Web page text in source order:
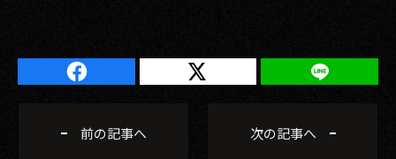
前の記事へ 次の記事へ